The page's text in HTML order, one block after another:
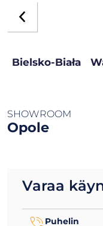
Bielsko-Biała
SHOWROOM
Opole
Varaa
Puhelin